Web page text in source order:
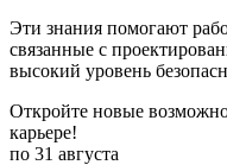
Эти знания помогают
связанные с
высокий уровень
Откройте новые
карьере!
по 31 августа